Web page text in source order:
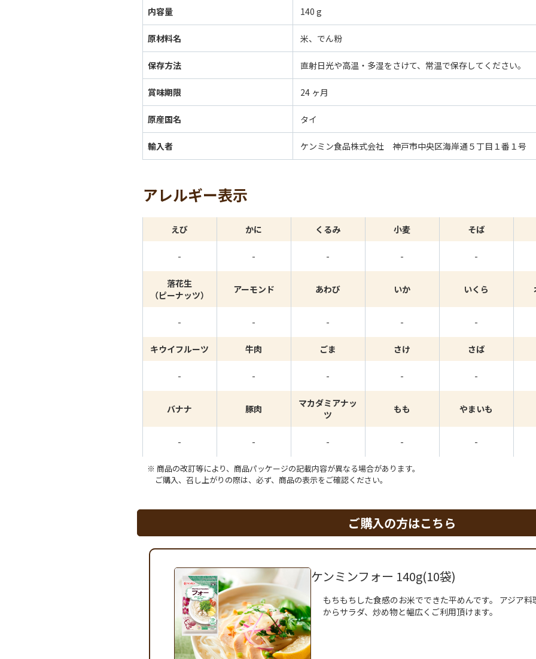
内容量 140 g
原材料名 米、でん粉
保存方法 直射日光や高温・多湿をさけて、常温で保存してください。
賞味期限 24 ヶ月
原産国名 タイ
輸入者 ケンミン食品株式会社 神戸市中央区海岸通５丁目１番１号
アレルギー表示
えび かに くるみ 小麦 そば
- - - - -
落花生
（ピーナッツ）
アーモンド あわび いか いくら
- - - - -
キウイフルーツ 牛肉 ごま さけ さば
- - - - -
バナナ 豚肉
マカダミアナッ
ツ
もも やまいも
- - - - -
商品の改訂等により、商品パッケージの記載内容が異なる場合があります。
ご購入、召し上がりの際は、必ず、商品の表示をご確認ください。
ご購入の方はこちら
ケンミンフォー 140g(10袋)
もちもちした食感のお米でできた平めんです。 アジア
からサラダ、炒め物と幅広くご利用頂けます。